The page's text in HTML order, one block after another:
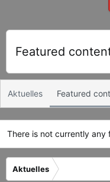
Featured
Aktuelles Featured
There is not currently any
Aktuelles